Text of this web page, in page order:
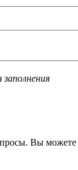
Вы можете